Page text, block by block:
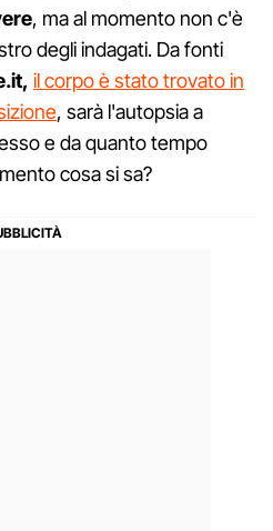
, ma al momento non c'è
degli indagati. Da fonti
il corpo è stato trovato in
, sarà l'autopsia a
e da quanto tempo
cosa si sa?